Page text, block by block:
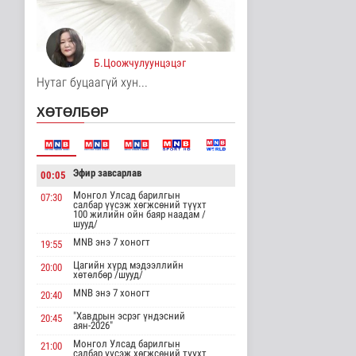
14 цаг 15 минутын өмнө
Хирошимад иргэд
Японы зэвсгийн
экспортын бодлогы..
Дэлхийд
14 цаг 27 минутын өмнө
Трамп Ирантай
шинэ гарц эрэлх..
15 цаг 35 минутын өмнө
Европ даяар хэт халалт
эрчимжиж байна
Дэлхийд
Голууд үертэй байна
15 цаг 1 минутын өмнө
Б.Цоожчулуунцэцэг
Нутаг буцаагүй хун...
ХӨТӨЛБӨР
00:05 Эфир завсарлав
07:30
Монгол Улсад барилгын
салбар үүсэж хөгжсөний түүхт
100 жилийн ойн баяр наадам /
шууд/
19:55
MNB энэ 7 хоногт
20:00
Цагийн хүрд мэдээллийн
хөтөлбөр /шууд/
20:40
MNB энэ 7 хоногт
20:45
"Хавдрын эсрэг үндэсний
аян-2026"
21:00
Монгол Улсад барилгын
салбар үүсэж хөгжсөний түүхт